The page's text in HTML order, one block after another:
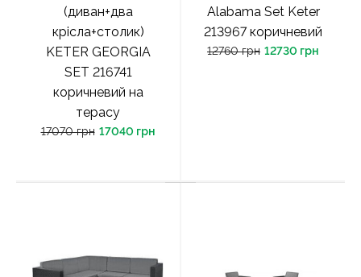
(диван+два
крісла+столик)
KETER GEORGIA
SET 216741
коричневий на
терасу
17070 грн 17040 грн
Alabama Set Keter
213967 коричневий
12760 грн 12730 грн